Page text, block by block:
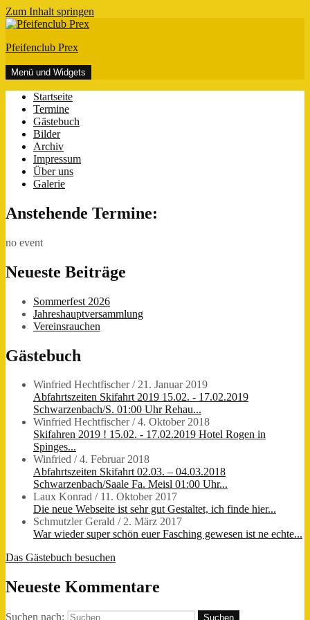
Zum Inhalt springen
Pfeifenclub Prex
Menü und Widgets
Startseite
Termine
Gästebuch
Bilder
Archiv
Impressum
Über uns
Galerie
Anstehende Termine:
no event
Neueste Beiträge
Sommerfest 2026
Jahreshauptversammlung
Vereinsrauchen
Gästebuch
Winfried Hechtfischer/21. Januar 2019
Abfahrtszeiten Skifahrt 2019 15.02. - 17.02.2019
Schwarzenbach/S. 01:00 Uhr Rehau...
Winfried Hechtfischer/4. Oktober 2018
Skifahren 2019 ! 15.02. - 17.02.2019 Hotel Rogen in
Spinges...
Winfried /4. Februar 2018
Abfahrtszeiten Skifahrt 02.03. – 04.03.2018
Schwarzenbach/Saale Fa. Meisl 01:00 Uhr...
Laux Konrad / 11. Oktober 2017
Die neue Webseite ist sehr gut Gestaltet, ich finde hier...
Schmutzler Gerald /2. März 2017
War wieder super schön euer Fasching gewesen ist ne echte...
Das Gästebuch besuchen
Neueste Kommentare
Suchen nach: